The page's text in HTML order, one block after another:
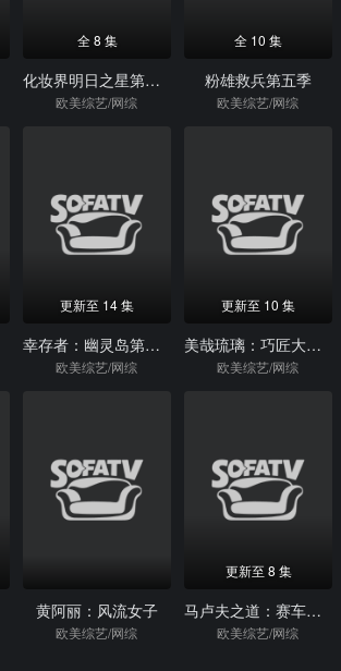
全 8 集
化妆界明日之星第五季
欧美综艺/网综
全 10 集
粉雄救兵第五季
欧美综艺/网综
更新至 14 集
幸存者：幽灵岛第三十六季
欧美综艺/网综
更新至 10 集
美哉琉璃：巧匠大比拼第一季
欧美综艺/网综
黄阿丽：风流女子
欧美综艺/网综
更新至 8 集
马卢夫之道：赛车维修专家第一季
欧美综艺/网综